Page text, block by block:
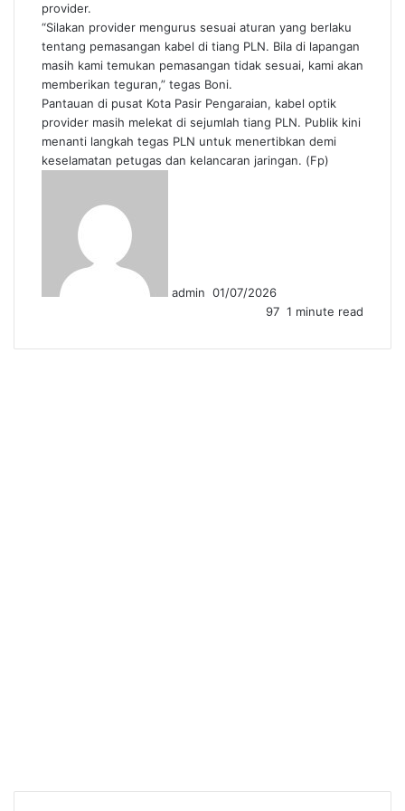
provider.
“Silakan provider mengurus sesuai aturan yang berlaku
tentang pemasangan kabel di tiang PLN. Bila di lapangan
masih kami temukan pemasangan tidak sesuai, kami akan
memberikan teguran,” tegas Boni.
Pantauan di pusat Kota Pasir Pengaraian, kabel optik
provider masih melekat di sejumlah tiang PLN. Publik kini
menanti langkah tegas PLN untuk menertibkan demi
keselamatan petugas dan kelancaran jaringan. (Fp)
admin 01/07/2026
97 1 minute read